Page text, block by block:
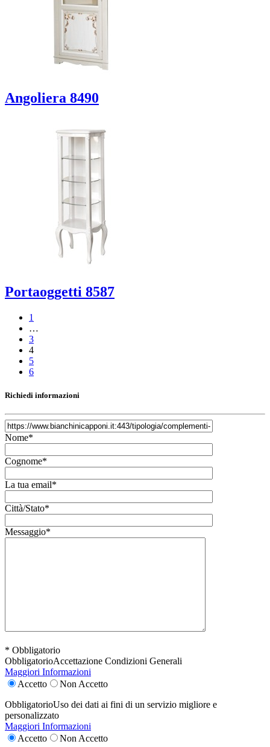
Angoliera 8490
Portaoggetti 8587
1
…
3
4
5
6
Richiedi informazioni
Nome*
Cognome*
La tua email*
Città/Stato*
Messaggio*
* Obbligatorio
ObbligatorioAccettazione Condizioni Generali
Maggiori Informazioni
Accetto
Non Accetto
ObbligatorioUso dei dati ai fini di un servizio migliore e
personalizzato
Maggiori Informazioni
Accetto
Non Accetto